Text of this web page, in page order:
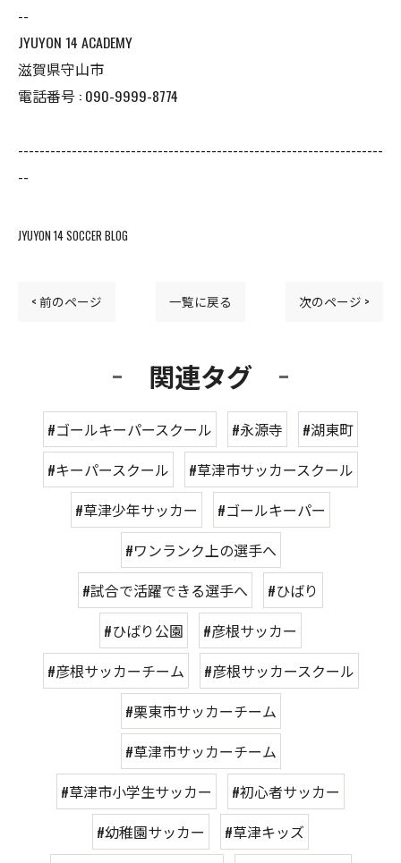
--
JYUYON 14 ACADEMY
滋賀県守山市
電話番号 : 090-9999-8774
--------------------------------------------------------------------
--
JYUYON 14 SOCCER BLOG
< 前のページ 一覧に戻る 次のページ >
関連タグ
#ゴールキーパースクール #永源寺
#湖東町
#キーパースクール
#草津市サッカースクール
#草津少年サッカー
#ゴールキーパー
#ワンランク上の選手へ
#試合で活躍できる選手へ
#ひばり
#ひばり公園
#彦根サッカー
#彦根サッカーチーム
#彦根サッカースクール
#栗東市サッカーチーム
#草津市サッカーチーム
#草津市小学生サッカー
#初心者サッカー
#幼稚園サッカー
#草津キッズ